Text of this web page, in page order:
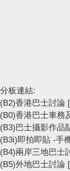
分板連結:
(B2)香港巴士討論
(B0)香港巴士車務
(B3)巴士攝影作品
(B3i)即拍即貼 -手
(B4)兩岸三地巴士
(B5)外地巴士討論